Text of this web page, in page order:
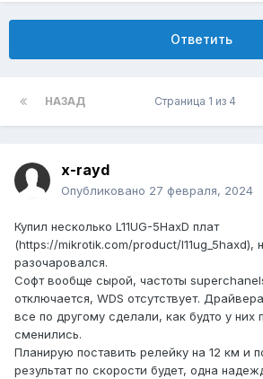
Ответить
НАЗАД Страница 1 из 4
x-rayd
Опубликовано 27 февраля, 2024
Купил несколько L11UG-5HaxD плат
(https://mikrotik.com/product/l11ug_5haxd),
разочаровался.
Софт вообще сырой, частоты
отключается, WDS отсутствует.
все по другому сделали, как будто у них
сменились.
Планирую поставить релейку на 12 км и
результат по скорости будет, одна